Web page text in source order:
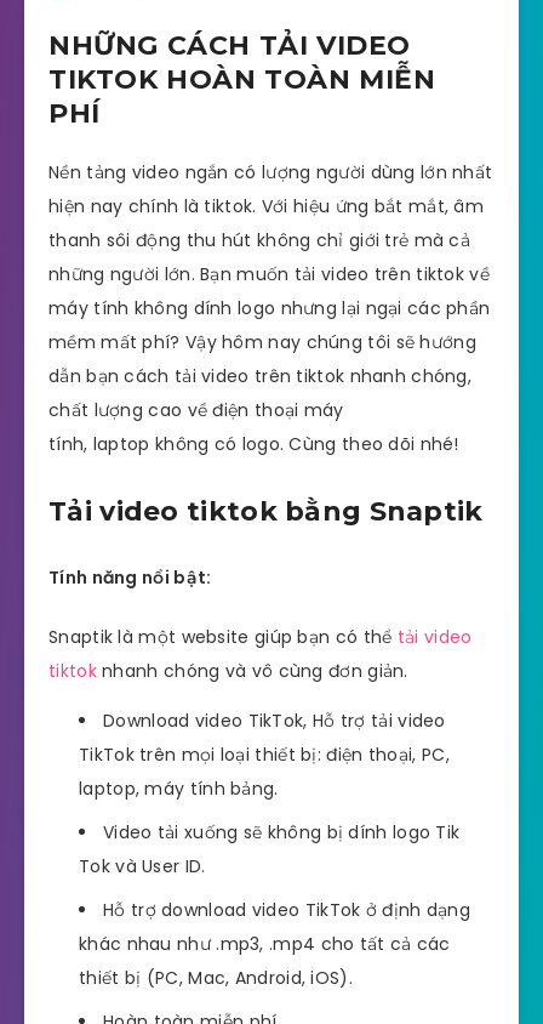
NHỮNG CÁCH TẢI VIDEO
TIKTOK HOÀN TOÀN MIỄN
PHÍ
Nền tảng video ngắn có lượng người dùng lớn nhất
hiện nay chính là tiktok. Với hiệu ứng bắt mắt, âm
thanh sôi động thu hút không chỉ giới trẻ mà cả
những người lớn. Bạn muốn tải video trên tiktok về
máy tính không dính logo nhưng lại ngại các phần
mềm mất phí? Vậy hôm nay chúng tôi sẽ hướng
dẫn bạn cách tải video trên tiktok nhanh chóng,
chất lượng cao về điện thoại máy
tính, laptop không có logo. Cùng theo dõi nhé!
Tải video tiktok bằng Snaptik
Tính năng nổi bật:
Snaptik là một website giúp bạn có thể tải video
tiktoknhanh chóng và vô cùng đơn giản.
Download video TikTok, Hỗ trợ tải video
TikTok trên mọi loại thiết bị: điện thoại, PC,
laptop, máy tính bảng.
Video tải xuống sẽ không bị dính logo Tik
Tok và User ID.
Hỗ trợ download video TikTok ở định dạng
khác nhau như .mp3, .mp4 cho tất cả các
thiết bị (PC, Mac, Android, iOS).